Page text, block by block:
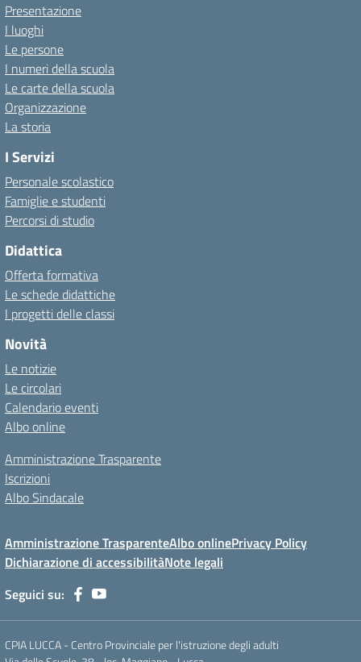
Presentazione
I luoghi
Le persone
I numeri della scuola
Le carte della scuola
Organizzazione
La storia
I Servizi
Personale scolastico
Famiglie e studenti
Percorsi di studio
Didattica
Offerta formativa
Le schede didattiche
I progetti delle classi
Novità
Le notizie
Le circolari
Calendario eventi
Albo online
Amministrazione Trasparente
Iscrizioni
Albo Sindacale
Amministrazione TrasparenteAlbo onlinePrivacy Policy
Dichiarazione di accessibilitàNote legali
Seguici su:
CPIA LUCCA - Centro Provinciale per l'istruzione degli adulti